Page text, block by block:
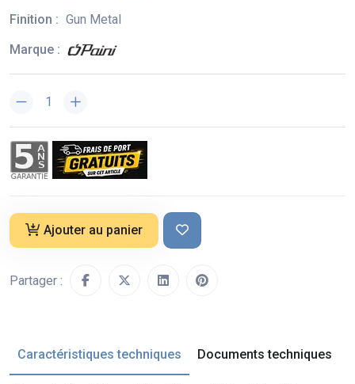
Finition : Gun Metal
Marque :
Ajouter au panier
Partager :
Caractéristiques techniques Documents techniques